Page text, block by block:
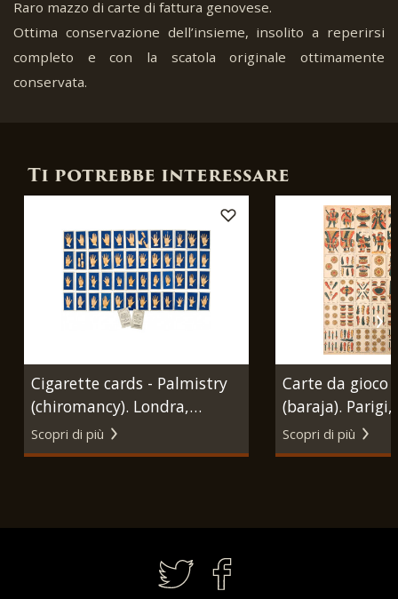
Raro mazzo di carte di fattura genovese.
Ottima conservazione dell’insieme, insolito a reperirsi
completo e con la scatola originale ottimamente
conservata.
Ti potrebbe interessare
Cigarette cards - Palmistry
(chiromancy). Londra,
Carreras Cigarette Factory,
1930 ca.
Scopri di più
Carte da gioco
(baraja). Parigi,
Grimaud,
Scopri di più